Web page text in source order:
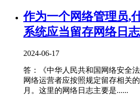
作为一个网络管理员,
系统应当留存网络日志
2024-06-17
答：《中华人民共和国网络安全
网络运营者应按照规定留存相关
月。这里的网络日志主要是......